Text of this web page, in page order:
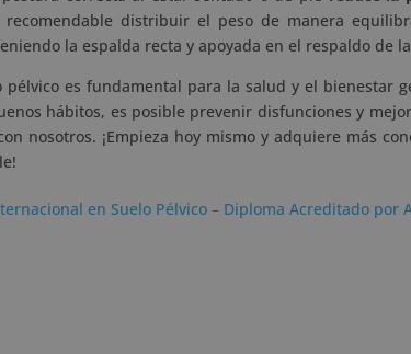
recomendable distribuir el peso de manera
la espalda recta y apoyada en el respaldo de
pélvico es fundamental para la salud y el bienestar
hábitos, es posible prevenir disfunciones y
nosotros. ¡Empieza hoy mismo y adquiere más
en Suelo Pélvico – Diploma Acreditado por